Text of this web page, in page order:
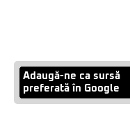
Adaugă-ne ca sursă
preferată în Google